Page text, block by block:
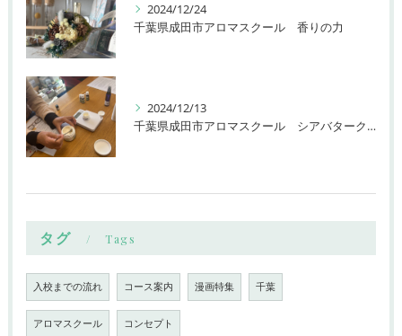
2024/12/24
千葉県成田市アロマスクール 香りの力
2024/12/13
千葉県成田市アロマスクール シアバタークリーム
タグ Tags
入校までの流れ コース案内 漫画特集 千葉
アロマスクール コンセプト